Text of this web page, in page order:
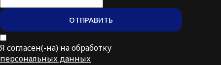
ОТПРАВИТЬ
Я согласен(-на) на обработку
персональных данных